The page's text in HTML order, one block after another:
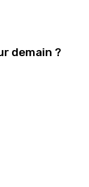
demain ?